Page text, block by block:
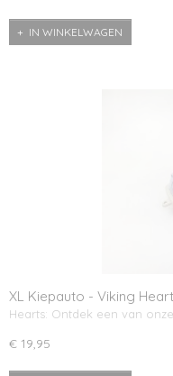
IN WINKELWAGEN
XL Kiepauto - Viking
Hearts: Ontdek een van
€ 19,95